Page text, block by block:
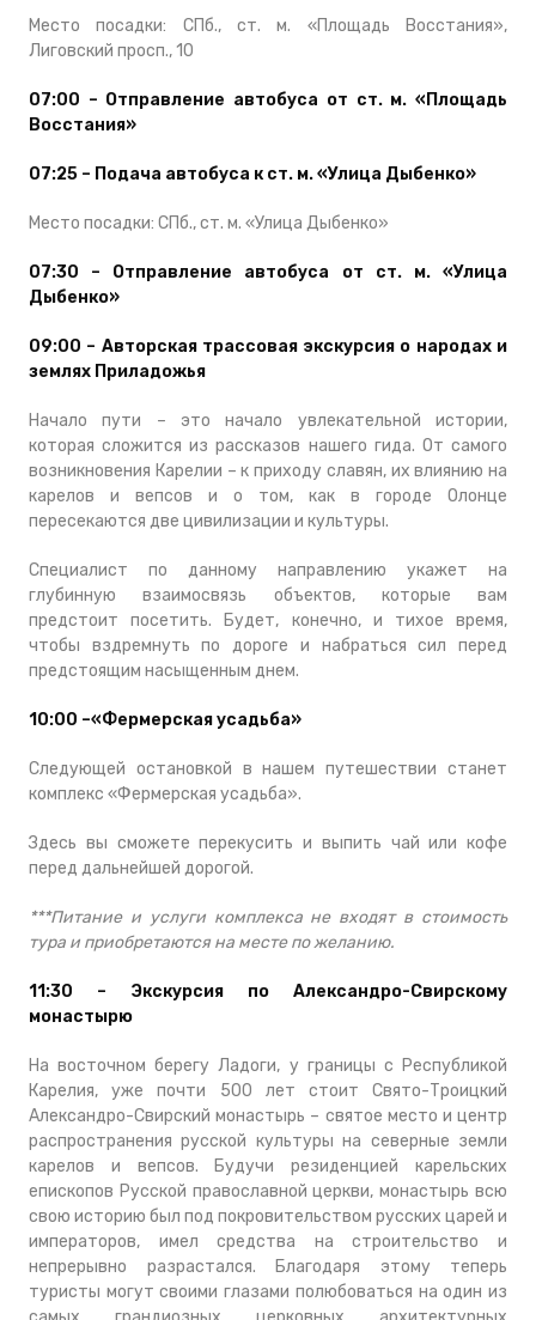
Место посадки: СПб., ст. м. «Площадь Восстания»,
Лиговский просп., 10
07:00 – Отправление автобуса от ст. м. «Площадь
Восстания»
07:25 – Подача автобуса к ст. м. «Улица Дыбенко»
Место посадки: СПб., ст. м. «Улица Дыбенко»
07:30 – Отправление автобуса от ст. м. «Улица
Дыбенко»
09:00 – Авторская трассовая экскурсия о народах и
землях Приладожья
Начало пути – это начало увлекательной истории,
которая сложится из рассказов нашего гида. От самого
возникновения Карелии – к приходу славян, их влиянию на
карелов и вепсов и о том, как в городе Олонце
пересекаются две цивилизации и культуры.
Специалист по данному направлению укажет на
глубинную взаимосвязь объектов, которые вам
предстоит посетить. Будет, конечно, и тихое время,
чтобы вздремнуть по дороге и набраться сил перед
предстоящим насыщенным днем.
10:00 –«Фермерская усадьба»
Следующей остановкой в нашем путешествии станет
комплекс «Фермерская усадьба».
Здесь вы сможете перекусить и выпить чай или кофе
перед дальнейшей дорогой.
***Питание и услуги комплекса не входят в стоимость
тура и приобретаются на месте по желанию.
11:30 – Экскурсия по Александро-Свирскому
монастырю
На восточном берегу Ладоги, у границы с Республикой
Карелия, уже почти 500 лет стоит Свято-Троицкий
Александро-Свирский монастырь – святое место и центр
распространения русской культуры на северные земли
карелов и вепсов. Будучи резиденцией карельских
епископов Русской православной церкви, монастырь всю
свою историю был под покровительством русских царей и
императоров, имел средства на строительство и
непрерывно разрастался. Благодаря этому теперь
туристы могут своими глазами полюбоваться на один из